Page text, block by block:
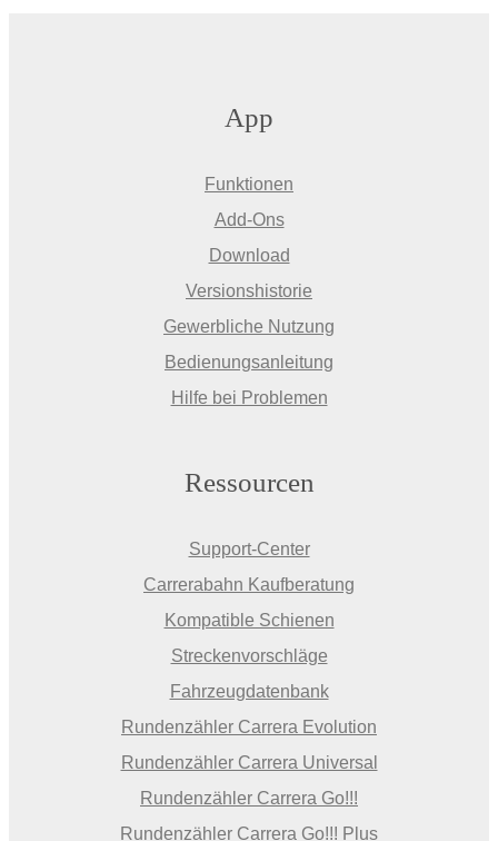
App
Funktionen
Add-Ons
Download
Versionshistorie
Gewerbliche Nutzung
Bedienungsanleitung
Hilfe bei Problemen
Ressourcen
Support-Center
Carrerabahn Kaufberatung
Kompatible Schienen
Streckenvorschläge
Fahrzeugdatenbank
Rundenzähler Carrera Evolution
Rundenzähler Carrera Universal
Rundenzähler Carrera Go!!!
Rundenzähler Carrera Go!!! Plus